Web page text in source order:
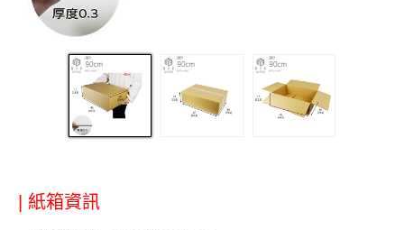
| 紙箱資訊